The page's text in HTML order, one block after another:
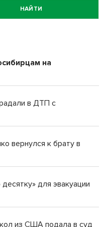
НАЙТИ
на
в ДТП с
вернулся к брату в
для эвакуации
из США подала в суд